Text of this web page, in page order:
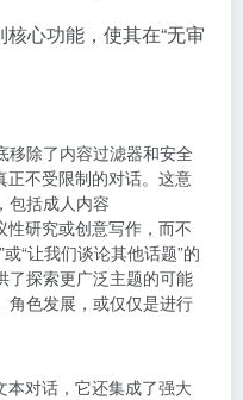
心功能，使其在“无审
移除了内容过滤器和安全
正不受限制的对话。这意
包括成人内容
性研究或创意写作，而不
“让我们谈论其他话题”的
了探索更广泛主题的可能
角色发展，或仅仅是进行
对话，它还集成了强大